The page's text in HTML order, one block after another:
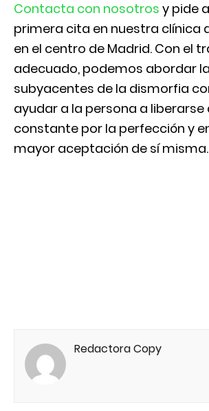
Contacta con nosotros y pide
primera cita en nuestra clínica
en el centro de Madrid. Con el
adecuado, podemos abordar
subyacentes de la dismorfia
ayudar a la persona a liberarse
constante por la perfección y
mayor aceptación de sí misma.
Redactora Copy